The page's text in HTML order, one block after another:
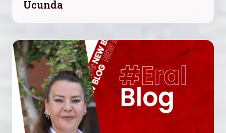
Ucunda